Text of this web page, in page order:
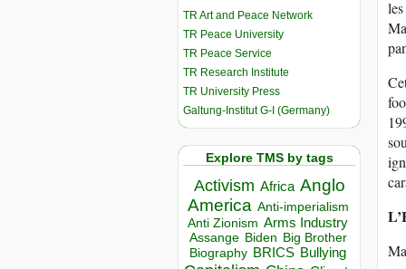
TR Art and Peace Network
TR Peace University
TR Peace Service
TR Research Institute
TR University Press
Galtung-Institut G-I (Germany)
Explore TMS by tags
Activism Africa Anglo
America Anti-imperialism
Anti Zionism Arms Industry
Assange Biden Big Brother
Biography BRICS Bullying